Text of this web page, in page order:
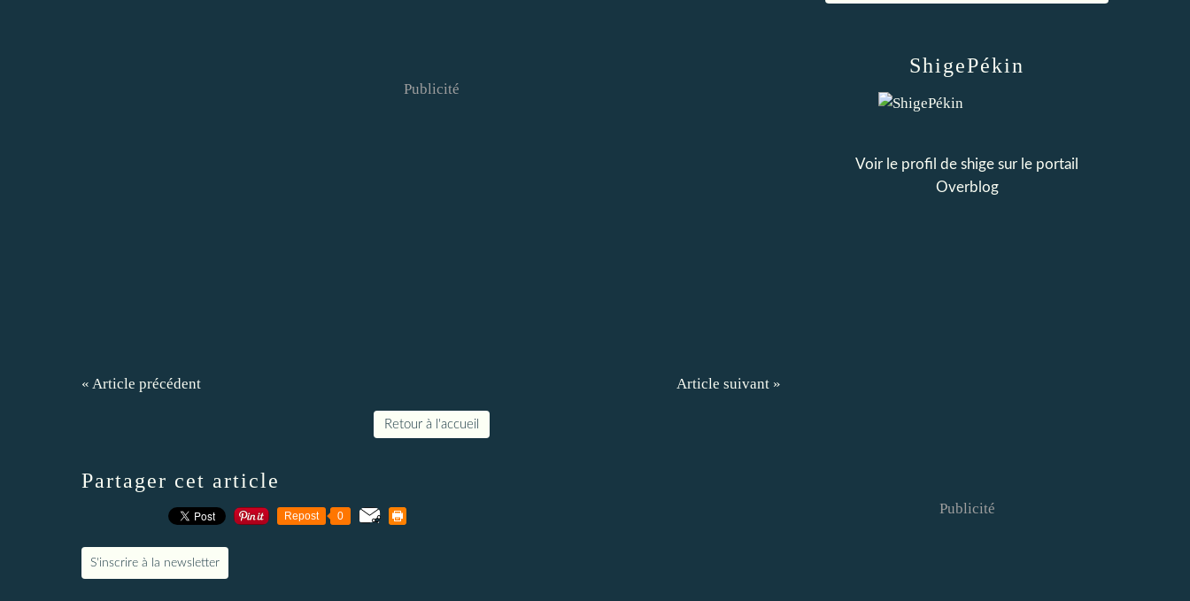
Publicité
« Article précédent Article suivant »
Retour à l'accueil
Partager cet article
Repost 0
S'inscrire à la newsletter
ShigePékin
Voir le profil de shige sur le portail
Overblog
Publicité